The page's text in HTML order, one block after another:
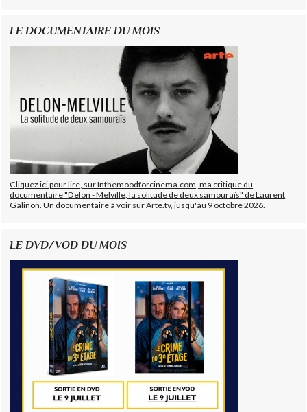
LE DOCUMENTAIRE DU MOIS
Cliquez ici pour lire, sur Inthemoodforcinema.com, ma critique du
documentaire "Delon - Melville, la solitude de deux samouraïs" de Laurent
Galinon. Un documentaire à voir sur Arte.tv, jusqu'au 9 octobre 2026.
LE DVD/VOD DU MOIS